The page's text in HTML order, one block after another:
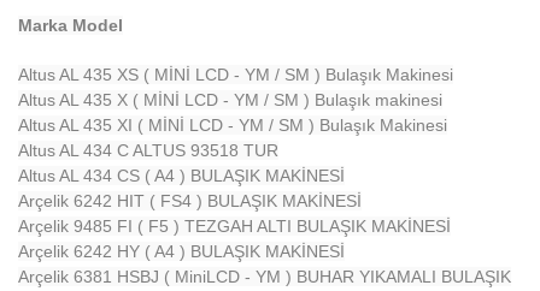
Marka Model
Altus AL 435 XS ( MİNİ LCD - YM / SM ) Bulaşık Makinesi
Altus AL 435 X ( MİNİ LCD - YM / SM ) Bulaşık makinesi
Altus AL 435 XI ( MİNİ LCD - YM / SM ) Bulaşık Makinesi
Altus AL 434 C ALTUS 93518 TUR
Altus AL 434 CS ( A4 ) BULAŞIK MAKİNESİ
Arçelik 6242 HIT ( FS4 ) BULAŞIK MAKİNESİ
Arçelik 9485 FI ( F5 ) TEZGAH ALTI BULAŞIK MAKİNESİ
Arçelik 6242 HY ( A4 ) BULAŞIK MAKİNESİ
Arçelik 6381 HSBJ ( MiniLCD - YM ) BUHAR YIKAMALI BULAŞIK